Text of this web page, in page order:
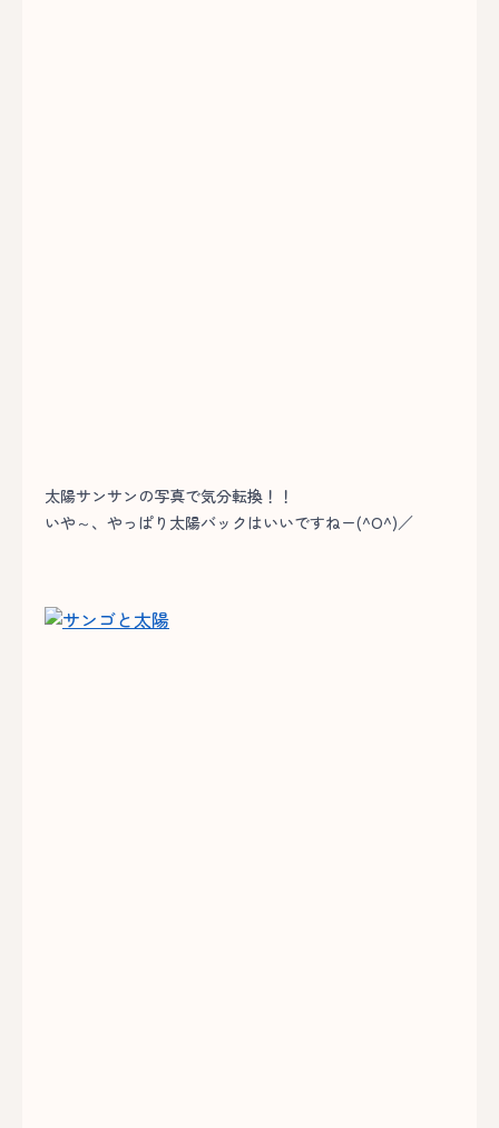
太陽サンサンの写真で気分転換！！
いや～、やっぱり太陽バックはいいですねー(^O^)／